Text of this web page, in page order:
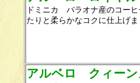
ドミニカ バラオナ産のコー
たりと柔らかなコクに仕上げま
アルベロ クィーン